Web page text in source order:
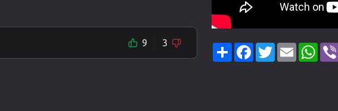
9 3 ShareFacebook
TwitterEmail